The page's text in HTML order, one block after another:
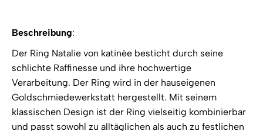
Beschreibung:
Der Ring Natalie von katinée besticht durch seine
schlichte Raffinesse und ihre hochwertige
Verarbeitung. Der Ring wird in der hauseigenen
Goldschmiedewerkstatt hergestellt. Mit seinem
klassischen Design ist der Ring vielseitig kombinierbar
und passt sowohl zu alltäglichen als auch zu festlichen